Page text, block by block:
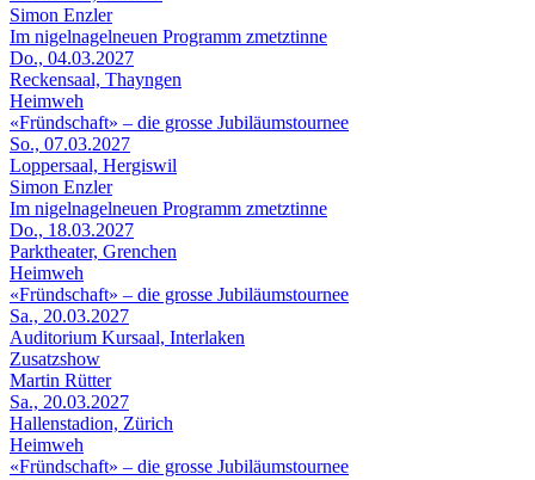
Simon Enzler
Im nigelnagelneuen Programm zmetztinne
Do., 04.03.2027
Reckensaal, Thayngen
Heimweh
«Fründschaft» – die grosse Jubiläumstournee
So., 07.03.2027
Loppersaal, Hergiswil
Simon Enzler
Im nigelnagelneuen Programm zmetztinne
Do., 18.03.2027
Parktheater, Grenchen
Heimweh
«Fründschaft» – die grosse Jubiläumstournee
Sa., 20.03.2027
Auditorium Kursaal, Interlaken
Zusatzshow
Martin Rütter
Sa., 20.03.2027
Hallenstadion, Zürich
Heimweh
«Fründschaft» – die grosse Jubiläumstournee